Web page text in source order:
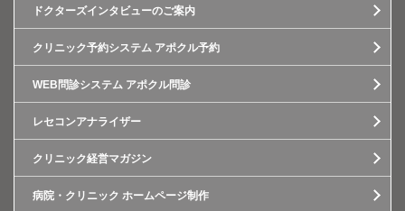
ドクターズインタビューのご案内
クリニック予約システム アポクル予約
WEB問診システム アポクル問診
レセコンアナライザー
クリニック経営マガジン
病院・クリニック ホームページ制作